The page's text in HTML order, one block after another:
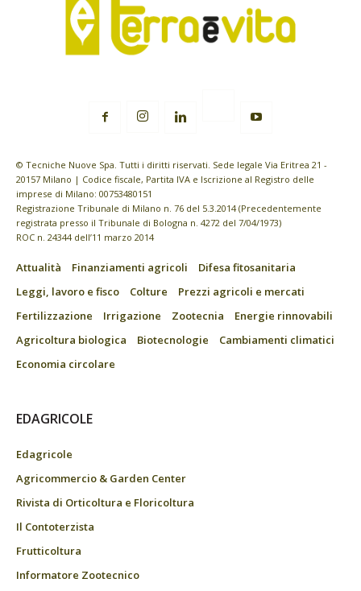
© Tecniche Nuove Spa. Tutti i diritti riservati. Sede legale Via Eritrea 21 -
20157 Milano | Codice fiscale, Partita IVA e Iscrizione al Registro delle
imprese di Milano: 00753480151
Registrazione Tribunale di Milano n. 76 del 5.3.2014 (Precedentemente
registrata presso il Tribunale di Bologna n. 4272 del 7/04/1973)
ROC n. 24344 dell’11 marzo 2014
Attualità Finanziamenti agricoli
Difesa fitosanitaria
Leggi, lavoro e fisco
Colture
Prezzi agricoli e mercati
Fertilizzazione
Irrigazione Zootecnia
Energie rinnovabili
Agricoltura biologica
Biotecnologie
Cambiamenti climatici
Economia circolare
EDAGRICOLE
Edagricole
Agricommercio & Garden Center
Rivista di Orticoltura e Floricoltura
Il Contoterzista
Frutticoltura
Informatore Zootecnico